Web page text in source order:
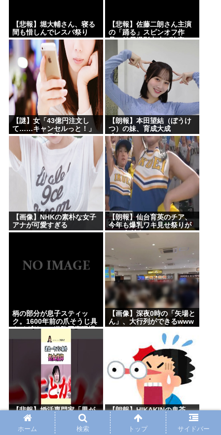
【悲報】堀大輔さん、寝る
間も惜しんでレスバ祭り
www
【悲報】佐藤二朗さん主演
の「踊る」スピンオフ作
品、結局撮影中止が決定
【謎】女「43億円注文し
て……キャンセルっと！」
←こいつの目的ｗ
【朗報】本田望結（ぼうけ
つ）の妹、育成大成
功！！！！
【画像】NHKの素朴な女子
アナが可愛すぎる
【朗報】仙台育英のチア、
今年も爆乳ワキ見せ祭りが
シコすぎる
柄の部分が息子スティッ
ク。1600年前の爪そうじ具
をイギリスの道路工事現場
【画像】深夜0時の「矢場と
ん」、大行列ができるwww
【悲報】婚活専門家「男が
求めてきた過去一『ヤバい
条件』がこれｗ」
【朗報】HIKAKINの鬼茶、
怒りのセール開始www
ホーム
検索 トップ サイドバー